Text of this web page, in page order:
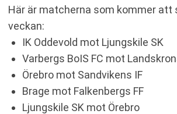
Här är matcherna som kommer att
veckan:
IK Oddevold mot Ljungskile SK
Varbergs BoIS FC mot
Örebro mot Sandvikens IF
Brage mot Falkenbergs FF
Ljungskile SK mot Örebro